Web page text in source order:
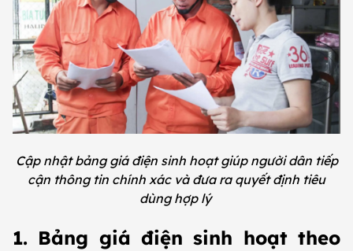
Cập nhật bảng giá điện sinh hoạt giúp người dân tiếp
cận thông tin chính xác và đưa ra quyết định tiêu
dùng hợp lý
1. Bảng giá điện sinh hoạt theo